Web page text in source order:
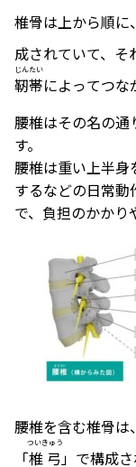
椎骨は上から順に、
成されていて、そ
靭帯
じんたい
によってつな
腰椎はその名の通
す。
腰椎は重い上半身
するなどの日常
で、負担のかかり
腰椎を含む椎骨は
「椎弓
ついきゅう
」で構成